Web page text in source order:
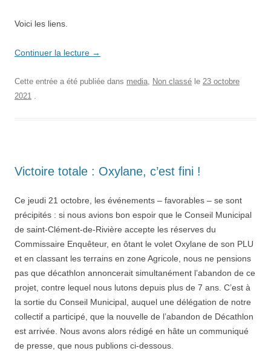
Voici les liens.
Continuer la lecture →
Cette entrée a été publiée dans media, Non classé le 23 octobre
2021 .
Victoire totale : Oxylane, c’est fini !
Ce jeudi 21 octobre, les événements – favorables – se sont
précipités : si nous avions bon espoir que le Conseil Municipal
de saint-Clément-de-Rivière accepte les réserves du
Commissaire Enquêteur, en ôtant le volet Oxylane de son PLU
et en classant les terrains en zone Agricole, nous ne pensions
pas que décathlon annoncerait simultanément l’abandon de ce
projet, contre lequel nous lutons depuis plus de 7 ans. C’est à
la sortie du Conseil Municipal, auquel une délégation de notre
collectif a participé, que la nouvelle de l’abandon de Décathlon
est arrivée. Nous avons alors rédigé en hâte un communiqué
de presse, que nous publions ci-dessous.